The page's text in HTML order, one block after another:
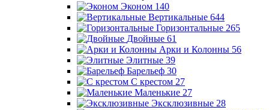
Эконом 140
Вертикальные 644
Горизонтальные 265
Двойные 61
Арки и Колонны 56
Элитные 39
Барельеф 30
С крестом 27
Маленькие 27
Эксклюзивные 28